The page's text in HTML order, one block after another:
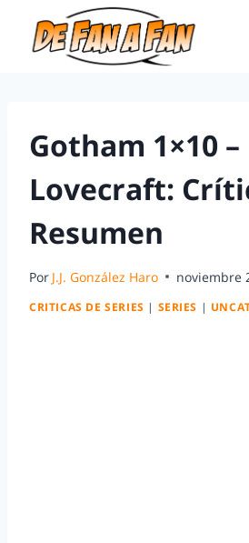
Gotham 1×10 –
Lovecraft:
Resumen
Por J.J. González Haro noviembre
CRITICAS DE SERIES | SERIES |